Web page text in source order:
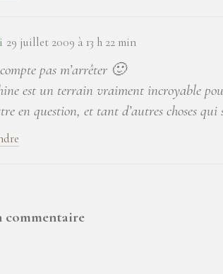
29 juillet 2009 à 13 h 22 min
pas m’arrêter 🙂
est un terrain vraiment incroyable
en question, et tant d’autres choses
commentaire